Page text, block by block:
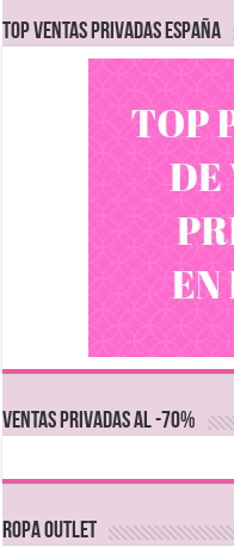
TOP VENTAS PRIVADAS ESPAÑA
VENTAS PRIVADAS AL -70%
Ropa Outlet